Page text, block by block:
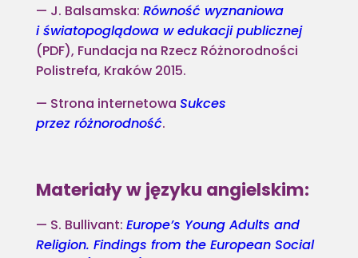
J. Balsamska: Równość wyznaniowa
i światopoglądowa w edukacji publicznej
(PDF), Fundacja na Rzecz Różnorodności
Polistrefa, Kraków 2015.
Strona internetowa Sukces
przez różnorodność.
Materiały w języku angielskim:
S. Bullivant: Europe’s Young Adults and
Religion. Findings from the European Social